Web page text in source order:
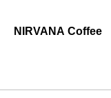
NIRVANA Coffee